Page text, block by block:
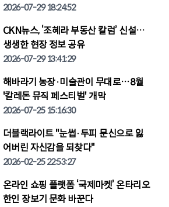
2026-07-29 18:24:52
CKN뉴스, ‘조혜라 부동산 칼럼’ 신설…
생생한 현장 정보 공유
2026-07-29 13:41:29
해바라기 농장·미술관이 무대로…8월
'칼레돈 뮤직 페스티벌' 개막
2026-07-25 15:16:30
더블랙라이트 "눈썹·두피 문신으로 잃
어버린 자신감을 되찾다"
2026-02-25 22:53:27
온라인 쇼핑 플랫폼 ‘국제마켓’ 온타리오
한인 장보기 문화 바꾼다